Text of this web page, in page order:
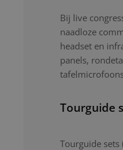
Bij live
naadloze
headset en
panels,
Tourguide
Tourguide